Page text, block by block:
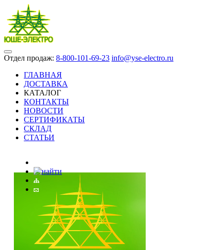
Отдел продаж: 8-800-101-69-23 info@yse-electro.ru
ГЛАВНАЯ
ДОСТАВКА
КАТАЛОГ
КОНТАКТЫ
НОВОСТИ
СЕРТИФИКАТЫ
СКЛАД
СТАТЬИ